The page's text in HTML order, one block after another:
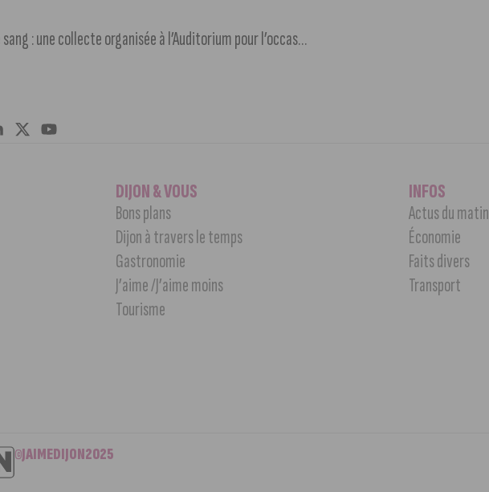
Journée mondiale des donneurs de sang : une collecte organisée à l’Auditorium pour l’occasion
DIJON & VOUS
Bons plans
Dijon à travers le temps
Gastronomie
J’aime /J’aime moins
Tourisme
INFOS
Actus du matin
Économie
Faits divers
Transport
©JAIMEDIJON2025